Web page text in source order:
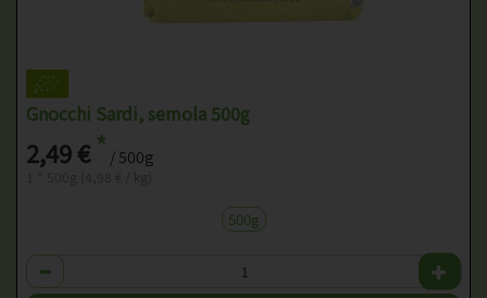
Gnocchi Sardi, semola 500g
2,49 €* / 500g
500g
Anzahl